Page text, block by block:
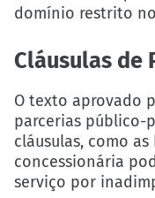
domínio restrito
Cláusulas de
O texto aprovado
parcerias público-
cláusulas, como
concessionária
serviço por